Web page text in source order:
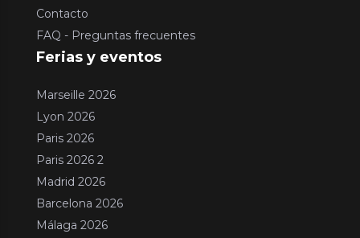
Contacto
FAQ - Preguntas frecuentes
Ferias y eventos
Marseille 2026
Lyon 2026
Paris 2026
Paris 2026 2
Madrid 2026
Barcelona 2026
Málaga 2026